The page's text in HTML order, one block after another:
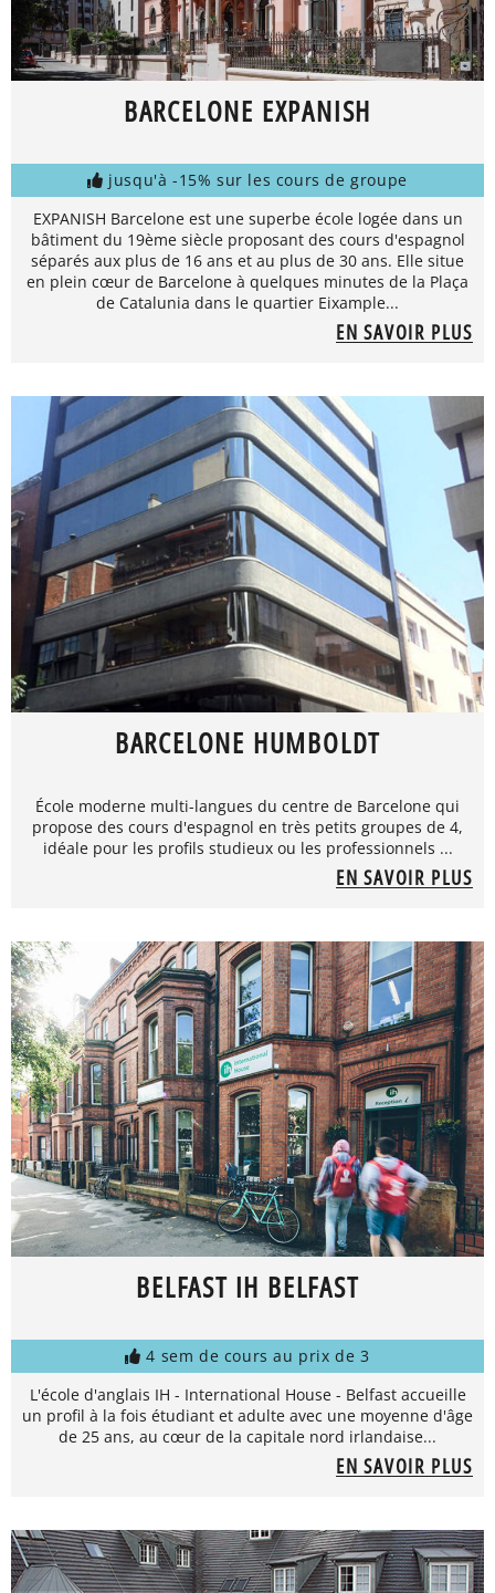
BARCELONE EXPANISH
jusqu'à -15% sur les cours de groupe
EXPANISH Barcelone est une superbe école logée dans un
bâtiment du 19ème siècle proposant des cours d'espagnol
séparés aux plus de 16 ans et au plus de 30 ans. Elle situe
en plein cœur de Barcelone à quelques minutes de la Plaça
de Catalunia dans le quartier Eixample...
EN SAVOIR PLUS
BARCELONE HUMBOLDT
École moderne multi-langues du centre de Barcelone qui
propose des cours d'espagnol en très petits groupes de 4,
idéale pour les profils studieux ou les professionnels ...
EN SAVOIR PLUS
BELFAST IH BELFAST
4 sem de cours au prix de 3
L'école d'anglais IH - International House - Belfast accueille
un profil à la fois étudiant et adulte avec une moyenne d'âge
de 25 ans, au cœur de la capitale nord irlandaise...
EN SAVOIR PLUS